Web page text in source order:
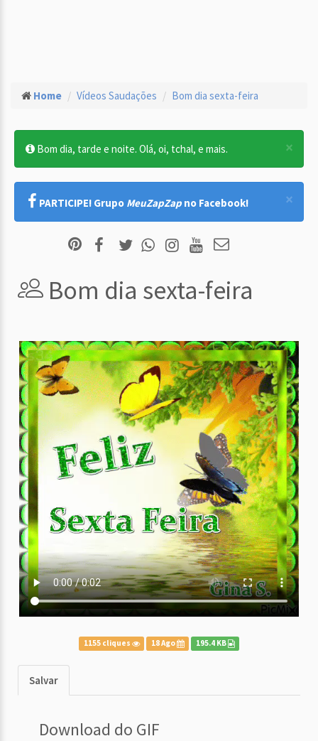
Home Vídeos Saudações Bom dia sexta-feira
×
Bom dia, tarde e noite. Olá, oi, tchal, e mais.
×
PARTICIPE! Grupo MeuZapZap no Facebook!
Bom dia sexta-feira
1155 cliques 18 Ago 195.4 KB
Salvar
Download do GIF